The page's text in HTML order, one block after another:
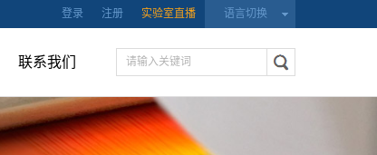
语言切换
登录 注册 实验室直播
联系我们